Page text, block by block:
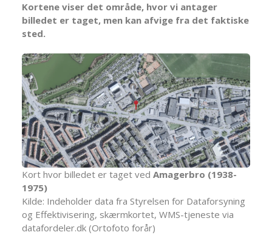
Kortene viser det område, hvor vi antager
billedet er taget, men kan afvige fra det faktiske
sted.
Kort hvor billedet er taget ved Amagerbro (1938-
1975)
Kilde: Indeholder data fra Styrelsen for Dataforsyning
og Effektivisering, skærmkortet, WMS-tjeneste via
datafordeler.dk (Ortofoto forår)